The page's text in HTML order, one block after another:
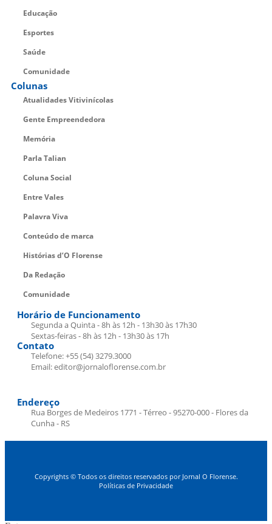
Educação
Esportes
Saúde
Comunidade
Colunas
Atualidades Vitivinícolas
Gente Empreendedora
Memória
Parla Talian
Coluna Social
Entre Vales
Palavra Viva
Conteúdo de marca
Histórias d’O Florense
Da Redação
Comunidade
Horário de Funcionamento
Segunda a Quinta - 8h às 12h - 13h30 às 17h30
Sextas-feiras - 8h às 12h - 13h30 às 17h
Contato
Telefone: +55 (54) 3279.3000
Email: editor@jornaloflorense.com.br
Endereço
Rua Borges de Medeiros 1771 - Térreo - 95270-000 - Flores da
Cunha - RS
Copyrights © Todos os direitos reservados por Jornal O Florense.
Políticas de Privacidade